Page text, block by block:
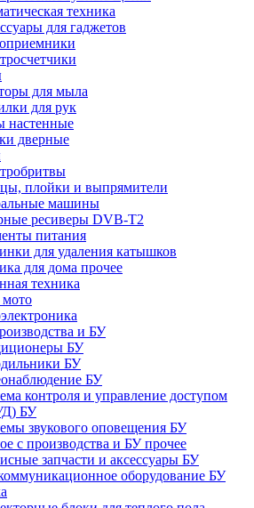
техника
для гаджетов
для мыла
для рук
настенные
дверные
плойки и выпрямители
машины
ресиверы DVB-T2
питания
для удаления катышков
для дома прочее
техника
мото
и БУ
БУ
БУ
БУ
контроля и управление доступом
БУ
звукового оповещения БУ
с производства и БУ прочее
запчасти и аксессуары БУ
оборудование БУ